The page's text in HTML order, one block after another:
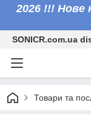
2026 !!! Нове
SONICR.com.ua
Товари та